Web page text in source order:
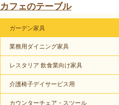
カフェのテーブル
ガーデン家具
業務用ダイニング家具
レスタリア 飲食業向け家具
介護椅子デイサービス用
カウンターチェア・スツール